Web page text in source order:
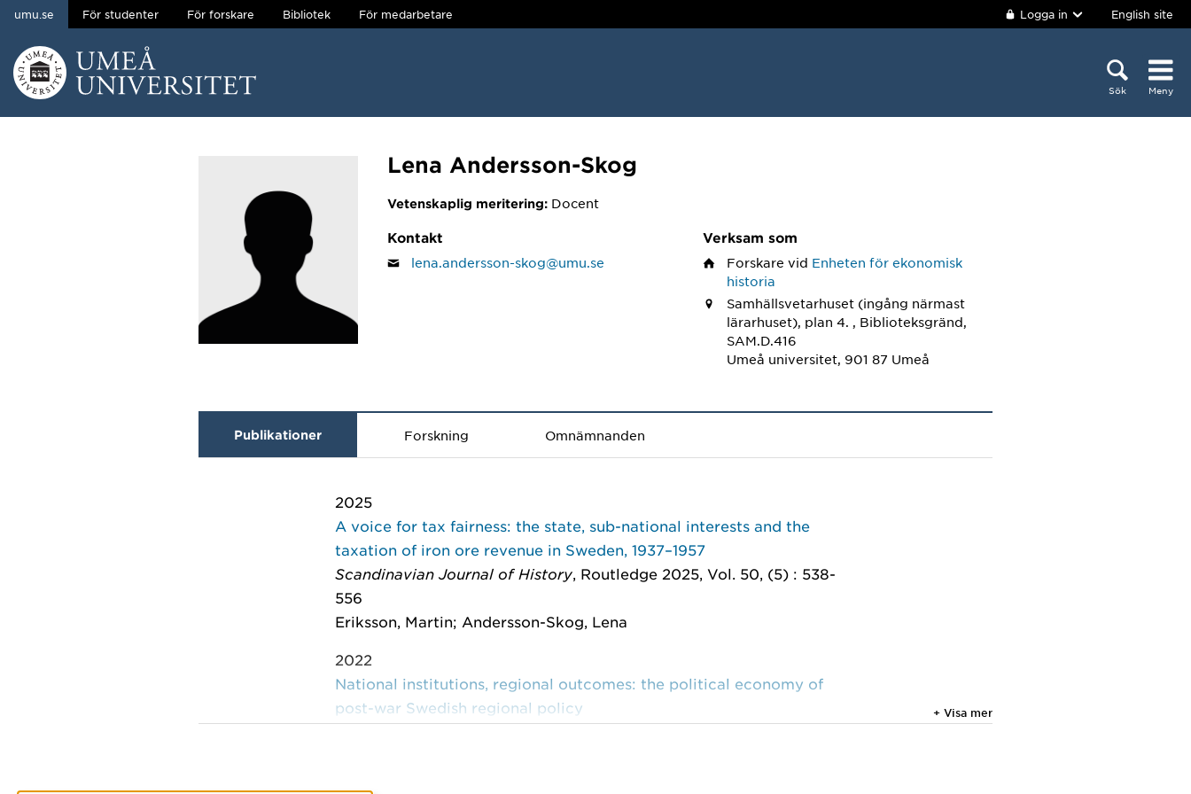
Hoppa direkt till innehållet
umu.se För studenter För forskare Bibliotek För medarbetare Logga in English site
Sök Meny
Lena Andersson-Skog
Vetenskaplig meritering: Docent
Kontakt
lena.andersson-skog@umu.se
Verksam som
Forskare vid Enheten för ekonomisk
historia
Samhällsvetarhuset (ingång närmast
lärarhuset), plan 4. , Biblioteksgränd,
SAM.D.416
Umeå universitet, 901 87 Umeå
Publikationer Forskning Omnämnanden
2025
A voice for tax fairness: the state, sub-national interests and the
taxation of iron ore revenue in Sweden, 1937–1957
Scandinavian Journal of History, Routledge 2025, Vol. 50, (5) : 538-
556
Eriksson, Martin; Andersson-Skog, Lena
2022
National institutions, regional outcomes: the political economy of
post-war Swedish regional policy
+ Visa mer